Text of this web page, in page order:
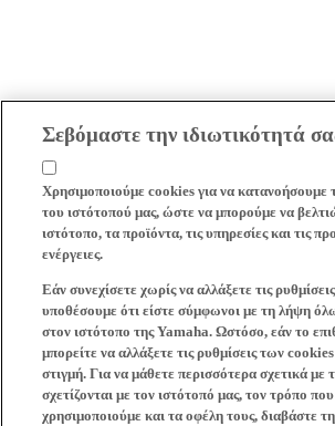
Σεβόμαστε την ιδιωτικότητά
Χρησιμοποιούμε cookies για να κατανοήσουμε
του ιστότοπού μας, ώστε να μπορούμε να
ιστότοπο, τα προϊόντα, τις υπηρεσίες και τις
ενέργειες.
Εάν συνεχίσετε χωρίς να αλλάξετε τις
υποθέσουμε ότι είστε σύμφωνοι με τη λήψη
στον ιστότοπο της Yamaha. Ωστόσο, εάν το
μπορείτε να αλλάξετε τις ρυθμίσεις των
στιγμή. Για να μάθετε περισσότερα σχετικά με
σχετίζονται με τον ιστότοπό μας, τον τρόπο
χρησιμοποιούμε και τα οφέλη τους, διαβάστε